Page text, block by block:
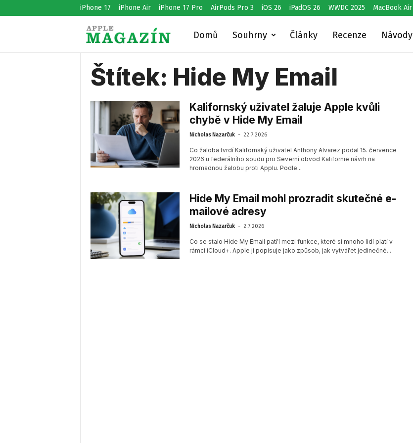
iPhone 17 iPhone Air iPhone 17 Pro AirPods Pro 3 iOS 26 iPadOS 26 WWDC 2025 MacBook Air
p
M
Domů Souhrny Články Recenze Návody
Štítek: Hide My Email
Kalifornský uživatel žaluje Apple kvůli
chybě v Hide My Email
Nicholas Nazarčuk - 22.7.2026
Co žaloba tvrdí Kalifornský uživatel Anthony Alvarez podal 15. července
2026 u federálního soudu pro Severní obvod Kalifornie návrh na
hromadnou žalobu proti Applu. Podle...
Hide My Email mohl prozradit skutečné e-
mailové adresy
Nicholas Nazarčuk - 2.7.2026
Co se stalo Hide My Email patří mezi funkce, které si mnoho lidí platí v
rámci iCloud+. Apple ji popisuje jako způsob, jak vytvářet jedinečné...